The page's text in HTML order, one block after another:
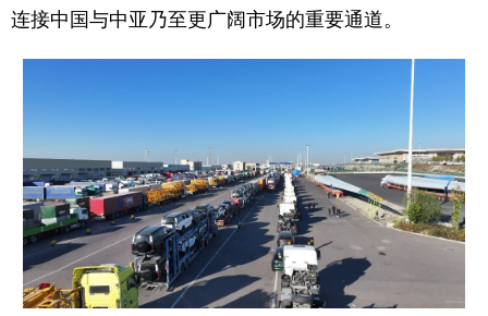
连接中国与中亚乃至更广阔市场的重要通道。